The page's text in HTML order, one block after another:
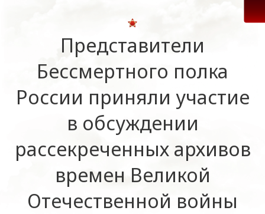
Представители
Бессмертного полка
России приняли участие
в обсуждении
рассекреченных архивов
времен Великой
Отечественной войны